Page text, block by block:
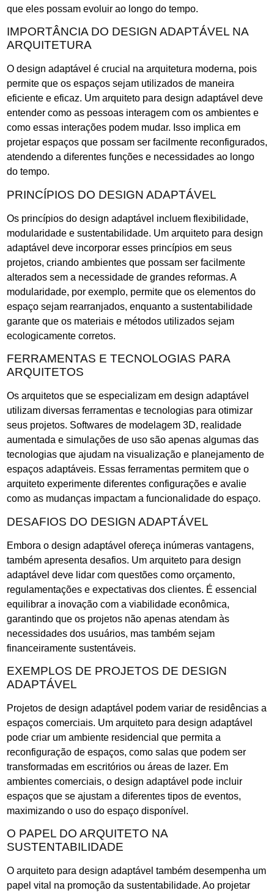
que eles possam evoluir ao longo do tempo.
IMPORTÂNCIA DO DESIGN ADAPTÁVEL NA
ARQUITETURA
O design adaptável é crucial na arquitetura moderna, pois
permite que os espaços sejam utilizados de maneira
eficiente e eficaz. Um arquiteto para design adaptável deve
entender como as pessoas interagem com os ambientes e
como essas interações podem mudar. Isso implica em
projetar espaços que possam ser facilmente reconfigurados,
atendendo a diferentes funções e necessidades ao longo
do tempo.
PRINCÍPIOS DO DESIGN ADAPTÁVEL
Os princípios do design adaptável incluem flexibilidade,
modularidade e sustentabilidade. Um arquiteto para design
adaptável deve incorporar esses princípios em seus
projetos, criando ambientes que possam ser facilmente
alterados sem a necessidade de grandes reformas. A
modularidade, por exemplo, permite que os elementos do
espaço sejam rearranjados, enquanto a sustentabilidade
garante que os materiais e métodos utilizados sejam
ecologicamente corretos.
FERRAMENTAS E TECNOLOGIAS PARA
ARQUITETOS
Os arquitetos que se especializam em design adaptável
utilizam diversas ferramentas e tecnologias para otimizar
seus projetos. Softwares de modelagem 3D, realidade
aumentada e simulações de uso são apenas algumas das
tecnologias que ajudam na visualização e planejamento de
espaços adaptáveis. Essas ferramentas permitem que o
arquiteto experimente diferentes configurações e avalie
como as mudanças impactam a funcionalidade do espaço.
DESAFIOS DO DESIGN ADAPTÁVEL
Embora o design adaptável ofereça inúmeras vantagens,
também apresenta desafios. Um arquiteto para design
adaptável deve lidar com questões como orçamento,
regulamentações e expectativas dos clientes. É essencial
equilibrar a inovação com a viabilidade econômica,
garantindo que os projetos não apenas atendam às
necessidades dos usuários, mas também sejam
financeiramente sustentáveis.
EXEMPLOS DE PROJETOS DE DESIGN
ADAPTÁVEL
Projetos de design adaptável podem variar de residências a
espaços comerciais. Um arquiteto para design adaptável
pode criar um ambiente residencial que permita a
reconfiguração de espaços, como salas que podem ser
transformadas em escritórios ou áreas de lazer. Em
ambientes comerciais, o design adaptável pode incluir
espaços que se ajustam a diferentes tipos de eventos,
maximizando o uso do espaço disponível.
O PAPEL DO ARQUITETO NA
SUSTENTABILIDADE
O arquiteto para design adaptável também desempenha um
papel vital na promoção da sustentabilidade. Ao projetar